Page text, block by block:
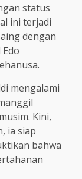
status
ini terjadi
dengan
mengalami
Kini,
ia siap
bahwa